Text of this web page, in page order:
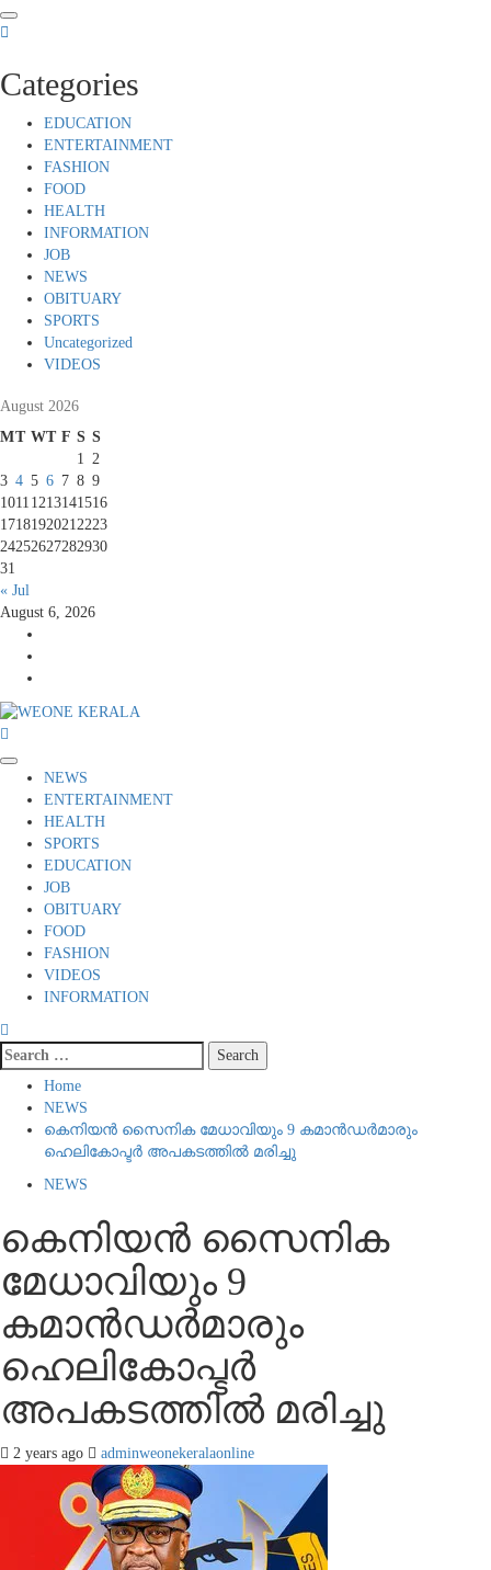
Skip
to
Categories
EDUCATION
ENTERTAINMENT
FASHION
FOOD
HEALTH
INFORMATION
JOB
NEWS
OBITUARY
SPORTS
Uncategorized
VIDEOS
August 2026
MT WT F S S
1 2
3 4 5 6 7 8 9
1011 1213141516
17181920212223
24252627282930
31
« Jul
August 6, 2026
PrimaryNEWS
ENTERTAINMENT
HEALTH
SPORTS
EDUCATION
JOB
OBITUARY
FOOD
FASHION
VIDEOS
INFORMATION
Search
for:
Home
NEWS
കെനിയന്‍ സൈനിക മേധാവിയും 9 കമാന്‍ഡര്‍മാരും
ഹെലികോപ്ടര്‍ അപകടത്തില്‍ മരിച്ചു
NEWS
കെനിയന്‍ സൈനിക
മേധാവിയും 9
കമാന്‍ഡര്‍മാരും
ഹെലികോപ്ടര്‍
അപകടത്തില്‍ മരിച്ചു
2 years ago adminweonekeralaonline